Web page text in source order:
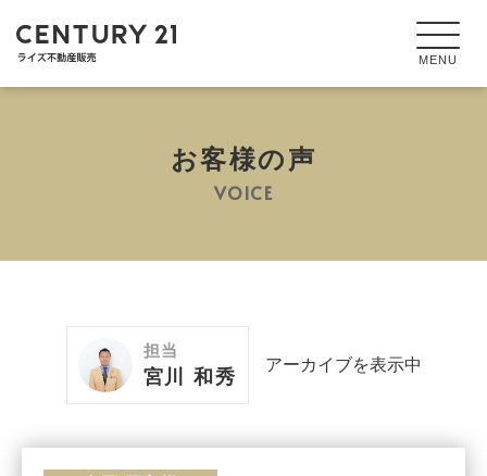
お客様の声
VOICE
担当
宮川 和秀
アーカイブを表示中